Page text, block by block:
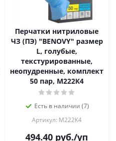
Перчатки нитриловые
ЧЗ (ПЭ) "BENOVY" размер
L, голубые,
текстурированные,
неопудренные, комплект
50 пар, М222К4
Есть в наличии (7)
Артикул: М222К4
494.40 руб./уп